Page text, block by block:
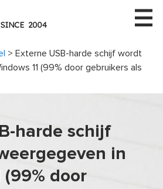
> Externe USB-harde schijf wordt
11 (99% door gebruikers als
harde schijf
in
(99% door